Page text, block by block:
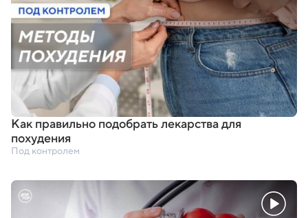
Как правильно подобрать лекарства для
похудения
Под контролем